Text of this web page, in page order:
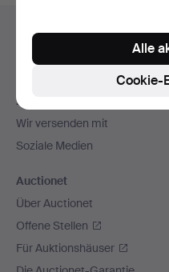
Navigation
Hilfe und Kontakt
Kontakt mit dem Support
Zahlungsweisen
Wir versenden mit
Soziale Medien
Auctionet
Über Auctionet
Offene Stellen
Für Auktionshäuser
Cookie-
Alle